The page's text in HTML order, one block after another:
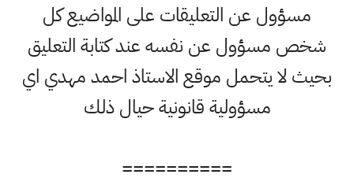
مسؤول عن التعليقات على المواضيع كل
شخص مسؤول عن نفسه عند كتابة التعليق
بحيث لا يتحمل موقع الاستاذ احمد مهدي اي
مسؤولية قانونية حيال ذلك
==========